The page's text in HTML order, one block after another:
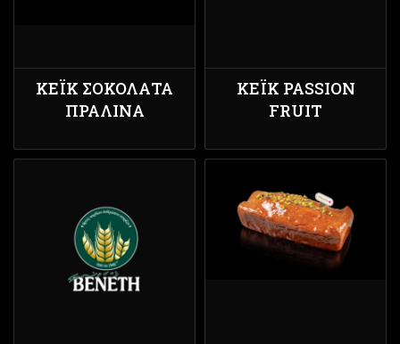
ΚΈΙΚ ΣΟΚΟΛΆΤΑ
ΠΡΑΛΊΝΑ
ΚΈΙΚ PASSION
FRUIT